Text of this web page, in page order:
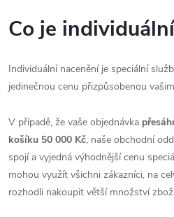
Co je
Individuální nacenění je speciální
jedinečnou cenu přizpůsobenou
V případě, že vaše objednávka
košíku 50 000 Kč, naše obchodní
spojí a vyjedná výhodnější cenu
mohou využít všichni zákazníci, na
rozhodli nakoupit větší množství